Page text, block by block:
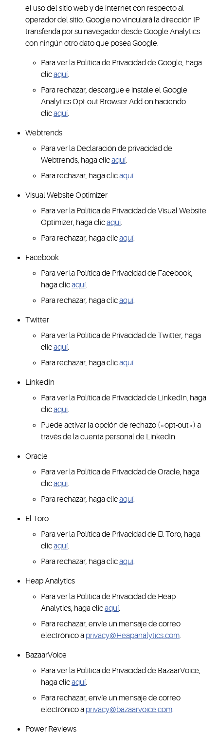
el uso del sitio web y de internet con respecto al
operador del sitio. Google no vinculará la dirección IP
transferida por su navegador desde Google Analytics
con ningún otro dato que posea Google.
Para ver la Política de Privacidad de Google, haga
clicaquí.
Para rechazar, descargue e instale el Google
Analytics Opt-out Browser Add-on haciendo
clicaquí.
Webtrends
Para ver la Declaración de privacidad de
Webtrends, haga clicaquí.
Para rechazar, haga clicaquí.
Visual Website Optimizer
Para ver la Política de Privacidad de Visual Website
Optimizer, haga clicaquí.
Para rechazar, haga clicaquí.
Facebook
Para ver la Política de Privacidad de Facebook,
haga clicaquí.
Para rechazar, haga clicaquí.
Twitter
Para ver la Política de Privacidad de Twitter, haga
clicaquí.
Para rechazar, haga clicaquí.
LinkedIn
Para ver la Política de Privacidad de LinkedIn, haga
clicaquí.
Puede activar la opción de rechazo («opt-out») a
través de la cuenta personal de LinkedIn
Oracle
Para ver la Política de Privacidad de Oracle, haga
clicaquí.
Para rechazar, haga clicaquí.
El Toro
Para ver la Política de Privacidad de El Toro, haga
clicaquí.
Para rechazar, haga clicaquí.
Heap Analytics
Para ver la Política de Privacidad de Heap
Analytics, haga clicaquí.
Para rechazar, envíe un mensaje de correo
electrónico a privacy@Heapanalytics.com.
BazaarVoice
Para ver la Política de Privacidad de BazaarVoice,
haga clicaquí.
Para rechazar, envíe un mensaje de correo
electrónico a privacy@bazaarvoice.com.
Power Reviews